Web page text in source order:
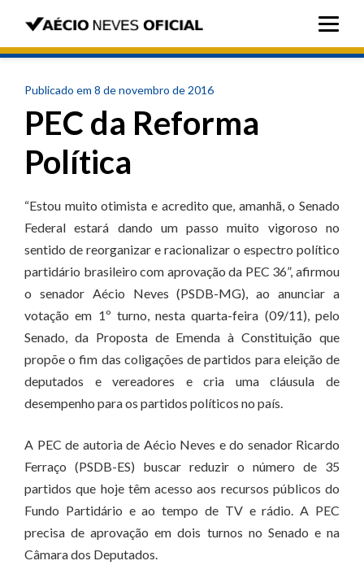
Publicado em 8 de novembro de 2016
PEC da Reforma
Política
“Estou muito otimista e acredito que, amanhã, o Senado
Federal estará dando um passo muito vigoroso no
sentido de reorganizar e racionalizar o espectro político
partidário brasileiro com aprovação da PEC 36”, afirmou
o senador Aécio Neves (PSDB-MG), ao anunciar a
votação em 1º turno, nesta quarta-feira (09/11), pelo
Senado, da Proposta de Emenda à Constituição que
propõe o fim das coligações de partidos para eleição de
deputados e vereadores e cria uma cláusula de
desempenho para os partidos políticos no país.
A PEC de autoria de Aécio Neves e do senador Ricardo
Ferraço (PSDB-ES) buscar reduzir o número de 35
partidos que hoje têm acesso aos recursos públicos do
Fundo Partidário e ao tempo de TV e rádio. A PEC
precisa de aprovação em dois turnos no Senado e na
Câmara dos Deputados.